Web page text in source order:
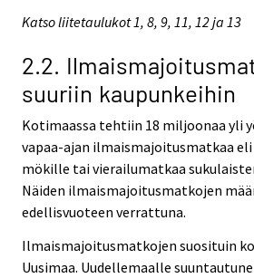
Katso liitetaulukot 1, 8, 9, 11, 12 ja 13
2.2.
suuriin kaupunkeihin
Kotimaassa tehtiin 18 miljoonaa yli
vapaa-ajan ilmaismajoitusmatkaa
mökille tai vierailumatkaa
Näiden ilmaismajoitusmatkojen
edellisvuoteen verrattuna.
Ilmaismajoitusmatkojen suosituin
Uusimaa. Uudellemaalle